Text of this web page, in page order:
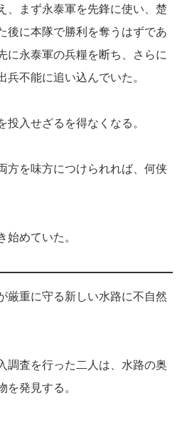
、まず永泰軍を先鋒に使い、楚
後に本隊で勝利を奪うはずであ
に永泰軍の兵糧を断ち、さらに
兵不能に追い込んでいた。
投入せざるを得なくなる。
方を味方につけられれば、何侠
始めていた。
厳重に守る新しい水路に不自然
調査を行った二人は、水路の奥
を発見する。